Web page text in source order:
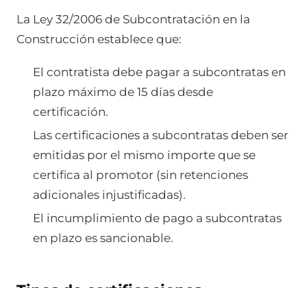
La Ley 32/2006 de Subcontratación en la
Construcción establece que:
El contratista debe pagar a subcontratas en
plazo máximo de 15 días desde
certificación.
Las certificaciones a subcontratas deben ser
emitidas por el mismo importe que se
certifica al promotor (sin retenciones
adicionales injustificadas).
El incumplimiento de pago a subcontratas
en plazo es sancionable.